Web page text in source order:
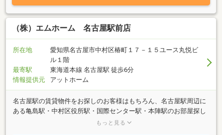
（株）エムホーム 名古屋駅前店
所在地
愛知県名古屋市中村区椿町１７－１５ユース丸悦ビ
ル１階
最寄駅
東海道本線 名古屋駅 徒歩6分
情報提供元
アットホーム
名古屋駅の賃貸物件をお探しのお客様はもちろん、名古屋駅周辺に
ある亀島駅・中村区役所駅・国際センター駅・本陣駅のお部屋探し
は、エムホーム名古屋駅店にお任せ下さい！エムホームのみのご紹
もっと見る